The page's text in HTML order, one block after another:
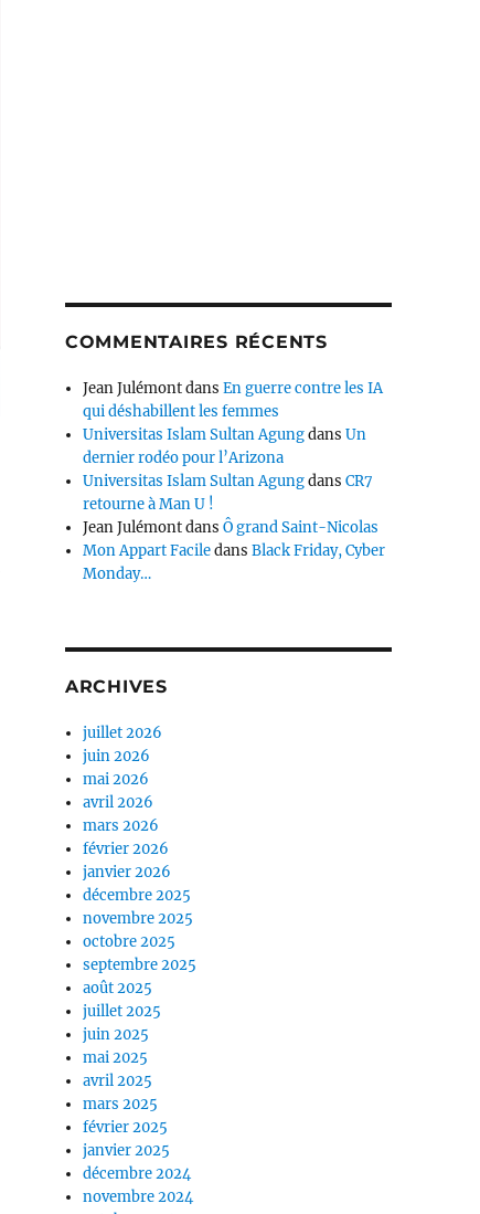
COMMENTAIRES RÉCENTS
Jean JulémontdansEn guerre contre les IA
qui déshabillent les femmes
Universitas Islam Sultan AgungdansUn
dernier rodéo pour l’Arizona
Universitas Islam Sultan AgungdansCR7
retourne à Man U !
Jean JulémontdansÔ grand Saint-Nicolas
Mon Appart FaciledansBlack Friday, Cyber
Monday…
ARCHIVES
juillet 2026
juin 2026
mai 2026
avril 2026
mars 2026
février 2026
janvier 2026
décembre 2025
novembre 2025
octobre 2025
septembre 2025
août 2025
juillet 2025
juin 2025
mai 2025
avril 2025
mars 2025
février 2025
janvier 2025
décembre 2024
novembre 2024